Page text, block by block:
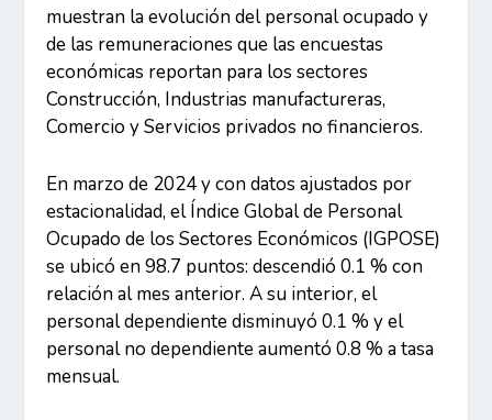
muestran la evolución del personal ocupado y
de las remuneraciones que las encuestas
económicas reportan para los sectores
Construcción, Industrias manufactureras,
Comercio y Servicios privados no financieros.
En marzo de 2024 y con datos ajustados por
estacionalidad, el Índice Global de Personal
Ocupado de los Sectores Económicos (IGPOSE)
se ubicó en 98.7 puntos: descendió 0.1 % con
relación al mes anterior. A su interior, el
personal dependiente disminuyó 0.1 % y el
personal no dependiente aumentó 0.8 % a tasa
mensual.